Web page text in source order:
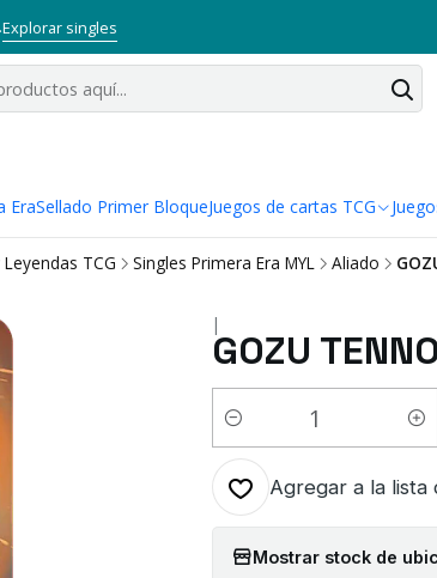
EraSellado Primer BloqueJuegos de cartas TCG
Explorar singles
TCG Singles Primera Era MYL Aliado
|
GOZU
Cantidad
Agregar a la lista
Mostrar stock de